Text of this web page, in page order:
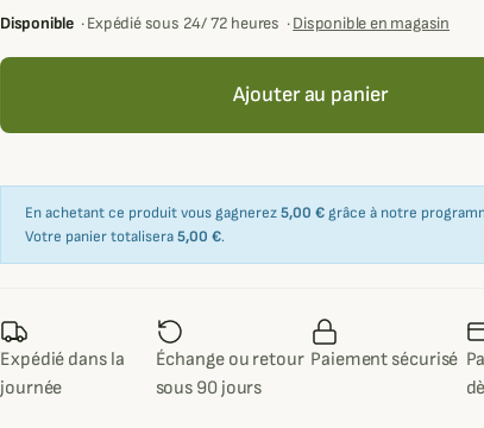
Disponible ·Expédié sous 24/ 72 heures ·Disponible en magasin
Ajouter au panier
En achetant ce produit vous gagnerez5,00 € grâce à notre
Votre panier totalisera5,00 €.
Expédié dans la
journée
Échange ou retour
sous 90 jours
Paiement sécurisé